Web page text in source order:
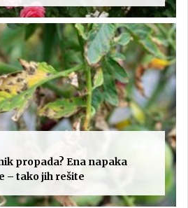
propada? Ena napaka
– tako jih rešite